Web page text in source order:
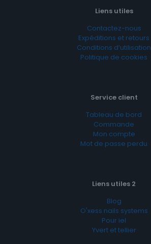
Liens utiles
Contactez-nous
Expéditions et retours
Conditions d’utilisation
Politique de cookies
Service client
Tableau de bord
Commande
Mon compte
Mot de passe perdu
Liens utiles 2
Blog
O'xess nails systems
Pour iel
Yvert et tellier